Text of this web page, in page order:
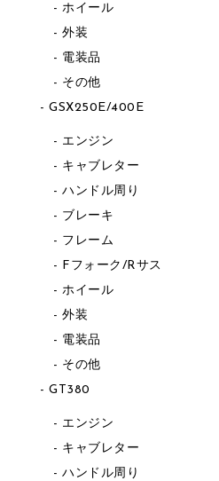
ホイール
外装
電装品
その他
GSX250E/400E
エンジン
キャブレター
ハンドル周り
ブレーキ
フレーム
Fフォーク/Rサス
ホイール
外装
電装品
その他
GT380
エンジン
キャブレター
ハンドル周り